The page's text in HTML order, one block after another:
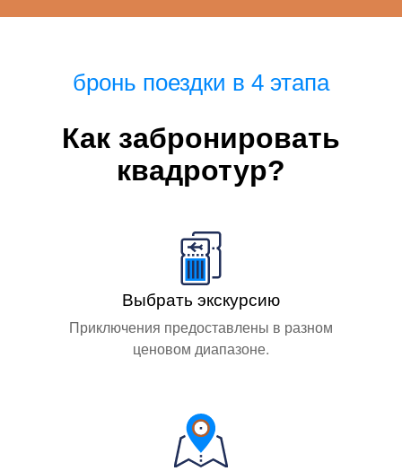
бронь поездки в 4 этапа
Как забронировать
квадротур?
Выбрать экскурсию
Приключения предоставлены в разном
ценовом диапазоне.